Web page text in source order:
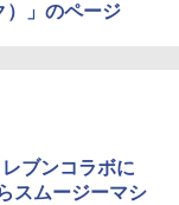
）」のページ
ブンコラボに
スムージーマシ